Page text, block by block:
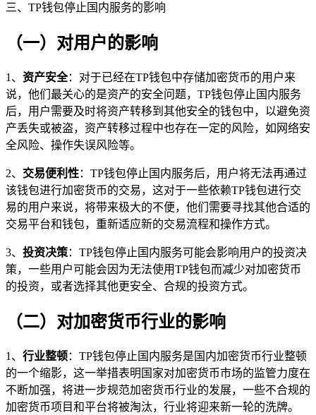
三、TP钱包停止国内服务的影响
（一）对用户的影响
1、 资产安全：对于已经在TP钱包中存储加密货币的用户来
说，他们最关心的是资产的安全问题，TP钱包停止国内服务
后，用户需要及时将资产转移到其他安全的钱包中，以避免资
产丢失或被盗，资产转移过程中也存在一定的风险，如网络安
全风险、操作失误风险等。
2、 交易便利性：TP钱包停止国内服务后，用户将无法再通过
该钱包进行加密货币的交易，这对于一些依赖TP钱包进行交
易的用户来说，将带来极大的不便，他们需要寻找其他合适的
交易平台和钱包，重新适应新的交易流程和操作方式。
3、 投资决策：TP钱包停止国内服务可能会影响用户的投资决
策，一些用户可能会因为无法使用TP钱包而减少对加密货币
的投资，或者选择其他更安全、合规的投资方式。
（二）对加密货币行业的影响
1、 行业整顿：TP钱包停止国内服务是国内加密货币行业整顿
的一个缩影，这一举措表明国家对加密货币市场的监管力度在
不断加强，将进一步规范加密货币行业的发展，一些不合规的
加密货币项目和平台将被淘汰，行业将迎来新一轮的洗牌。